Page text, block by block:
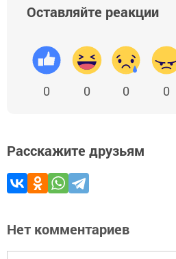
Оставляйте реакции
0 0 0 0
Расскажите друзьям
Нет комментариев